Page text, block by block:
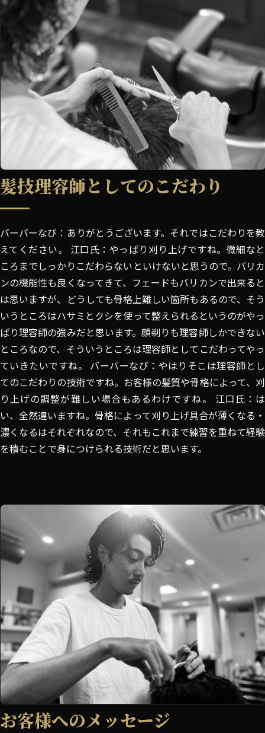
髪技理容師としてのこだわり
バーバーなび：ありがとうございます。それではこだわりを教
えてください。 江口氏：やっぱり刈り上げですね。微細なと
ころまでしっかりこだわらないといけないと思うので。バリカ
ンの機能性も良くなってきて、フェードもバリカンで出来ると
は思いますが、どうしても骨格上難しい箇所もあるので、そう
いうところはハサミとクシを使って整えられるというのがやっ
ぱり理容師の強みだと思います。顔剃りも理容師しかできない
ところなので、そういうところは理容師としてこだわってやっ
ていきたいですね。 バーバーなび：やはりそこは理容師とし
てのこだわりの技術ですね。お客様の髪質や骨格によって、刈
り上げの調整が難しい場合もあるわけですね。 江口氏：は
い、全然違いますね。骨格によって刈り上げ具合が薄くなる・
濃くなるはそれぞれなので、それもこれまで練習を重ねて経験
を積むことで身につけられる技術だと思います。
お客様へのメッセージ